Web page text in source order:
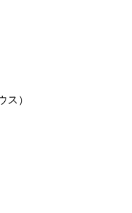
ス）